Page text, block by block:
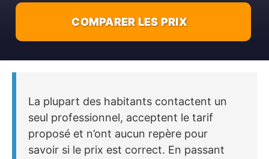
La plupart des habitants contactent un
seul professionnel, acceptent le tarif
proposé et n’ont aucun repère pour
savoir si le prix est correct. En passant
COMPARER LES PRIX